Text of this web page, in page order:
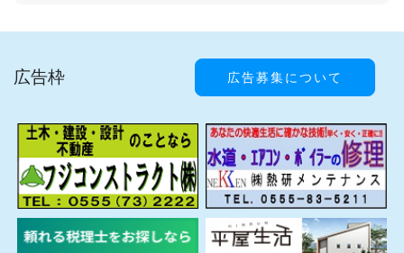
広告枠 広告募集について